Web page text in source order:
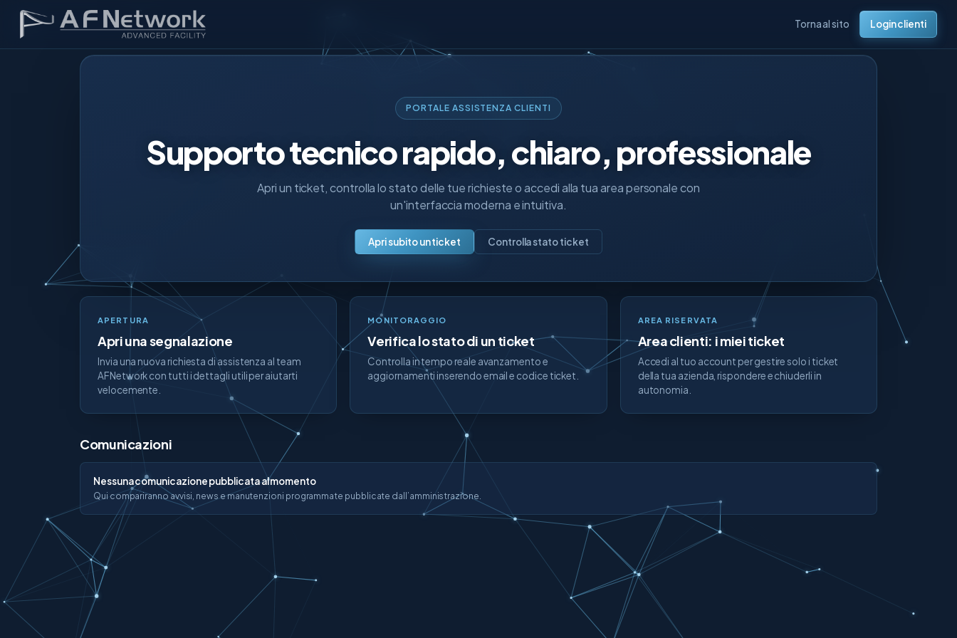
Torna al sito Login clienti
PORTALE ASSISTENZA CLIENTI
Supporto tecnico rapido, chiaro, professionale
Apri un ticket, controlla lo stato delle tue richieste o accedi alla tua area personale con
un'interfaccia moderna e intuitiva.
Apri subito un ticket Controlla stato ticket
APERTURA
Apri una segnalazione
Invia una nuova richiesta di assistenza al team
AFNetwork con tutti i dettagli utili per aiutarti
velocemente.
MONITORAGGIO
Verifica lo stato di un ticket
Controlla in tempo reale avanzamento e
aggiornamenti inserendo email e codice ticket.
AREA RISERVATA
Area clienti: i miei ticket
Accedi al tuo account per gestire solo i ticket
della tua azienda, rispondere e chiuderli in
autonomia.
Comunicazioni
Nessuna comunicazione pubblicata al momento
Qui compariranno avvisi, news e manutenzioni programmate pubblicate dall’amministrazione.